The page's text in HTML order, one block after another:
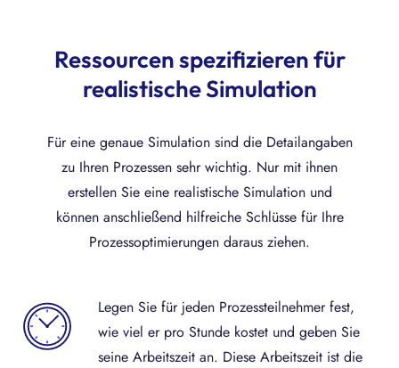
Ressourcen spezifizieren für
realistische Simulation
Für eine genaue Simulation sind die Detailangaben
zu Ihren Prozessen sehr wichtig. Nur mit ihnen
erstellen Sie eine realistische Simulation und
können anschließend hilfreiche Schlüsse für Ihre
Prozessoptimierungen daraus ziehen.
Legen Sie für jeden Prozessteilnehmer fest,
wie viel er pro Stunde kostet und geben Sie
seine Arbeitszeit an. Diese Arbeitszeit ist die